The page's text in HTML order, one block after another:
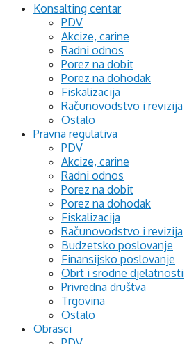
Konsalting centar
PDV
Akcize, carine
Radni odnos
Porez na dobit
Porez na dohodak
Fiskalizacija
Računovodstvo i revizija
Ostalo
Pravna regulativa
PDV
Akcize, carine
Radni odnos
Porez na dobit
Porez na dohodak
Fiskalizacija
Računovodstvo i revizija
Budzetsko poslovanje
Finansijsko poslovanje
Obrt i srodne djelatnosti
Privredna društva
Trgovina
Ostalo
Obrasci